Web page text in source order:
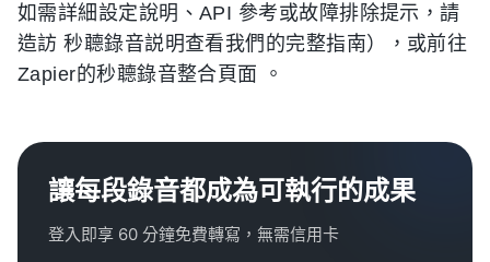
如需詳細設定說明、API 參考或故障排除提示，請
造訪 秒聼錄音説明查看我們的完整指南），或前往
Zapier的秒聼錄音整合頁面
。
讓每段錄音都成為可執行的成果
登入即享 60 分鐘免費轉寫，無需信用卡